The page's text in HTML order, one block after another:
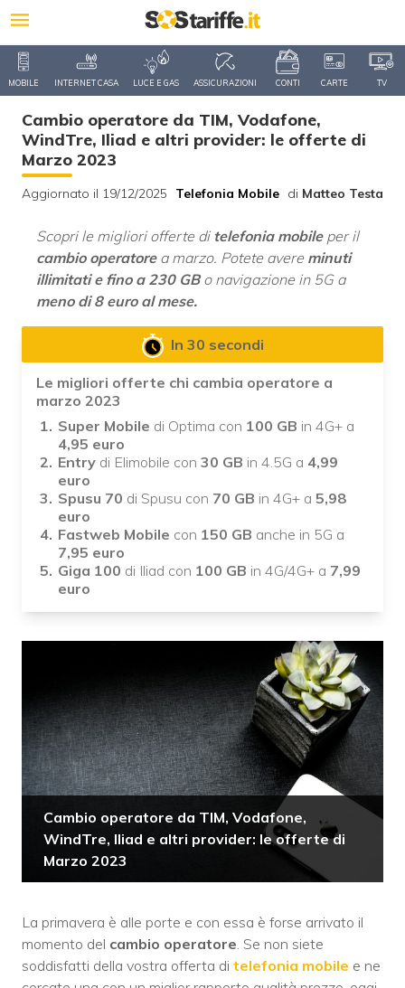
MOBILE INTERNET CASA LUCE E GAS ASSICURAZIONI CONTI CARTE TV
Cambio operatore da TIM, Vodafone,
WindTre, Iliad e altri provider: le offerte di
Marzo 2023
Aggiornato il 19/12/2025 Telefonia Mobile di Matteo Testa
Scopri le migliori offerte di telefonia mobileper il
cambio operatorea marzo. Potete avere minuti
illimitati e fino a 230 GBo navigazione in 5G a
meno di 8 euro al mese.
In 30 secondi
Le migliori offerte chi cambia operatore a
marzo 2023
Super Mobile di Optima con 100 GB in 4G+ a
4,95 euro
Entry di Elimobile con 30 GB in 4.5G a 4,99
euro
Spusu 70 di Spusu con 70 GB in 4G+ a 5,98
euro
Fastweb Mobile con 150 GB anche in 5G a
7,95 euro
Giga 100 di Iliad con 100 GB in 4G/4G+ a 7,99
euro
Cambio operatore da TIM, Vodafone,
WindTre, Iliad e altri provider: le offerte di
Marzo 2023
La primavera è alle porte e con essa è forse arrivato il
momento del cambio operatore . Se non siete
soddisfatti della vostra offerta di telefonia mobile e ne